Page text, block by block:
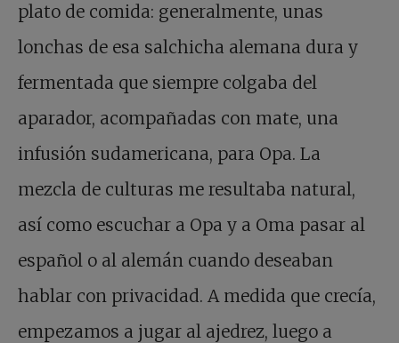
plato de comida: generalmente, unas
lonchas de esa salchicha alemana dura y
fermentada que siempre colgaba del
aparador, acompañadas con mate, una
infusión sudamericana, para Opa. La
mezcla de culturas me resultaba natural,
así como escuchar a Opa y a Oma pasar al
español o al alemán cuando deseaban
hablar con privacidad. A medida que crecía,
empezamos a jugar al ajedrez, luego a